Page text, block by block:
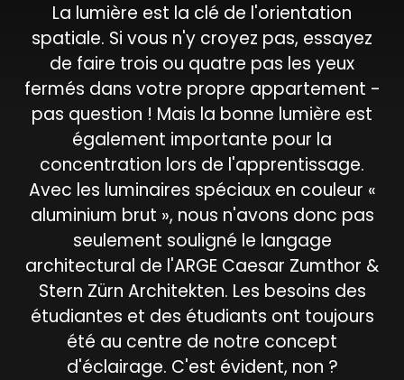
La lumière est la clé de l'orientation
spatiale. Si vous n'y croyez pas, essayez
de faire trois ou quatre pas les yeux
fermés dans votre propre appartement -
pas question ! Mais la bonne lumière est
également importante pour la
concentration lors de l'apprentissage.
Avec les luminaires spéciaux en couleur «
aluminium brut », nous n'avons donc pas
seulement souligné le langage
architectural de l'ARGE Caesar Zumthor &
Stern Zürn Architekten. Les besoins des
étudiantes et des étudiants ont toujours
été au centre de notre concept
d'éclairage. C'est évident, non ?